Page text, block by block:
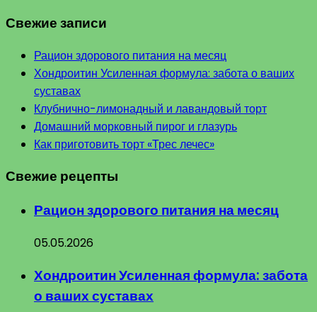
Свежие записи
Рацион здорового питания на месяц
Хондроитин Усиленная формула: забота о ваших
суставах
Клубнично-лимонадный и лавандовый торт
Домашний морковный пирог и глазурь
Как приготовить торт «Трес лечес»
Свежие рецепты
Рацион здорового питания на месяц
05.05.2026
Хондроитин Усиленная формула: забота
о ваших суставах